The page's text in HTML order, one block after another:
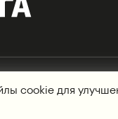
Интернет
Групп | ТМ «Нега» |
cookie для